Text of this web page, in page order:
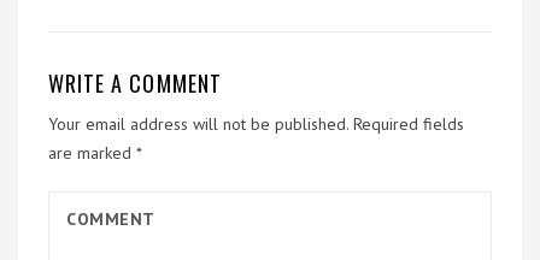
WRITE A COMMENT
Your email address will not be published. Required fields
are marked *